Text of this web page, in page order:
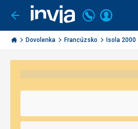
Ísť
späť
Invia.sk
Volajte
+421
2
3221
Prihlásiť
Dovolenka Francúzsko Isola 2000